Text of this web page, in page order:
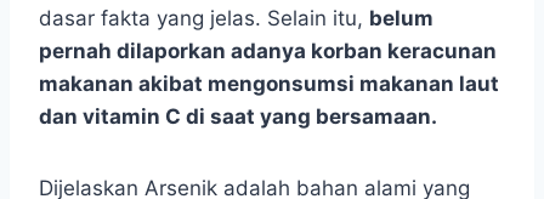
dasar fakta yang jelas. Selain itu, belum
pernah dilaporkan adanya korban keracunan
makanan akibat mengonsumsi makanan laut
dan vitamin C di saat yang bersamaan.
Dijelaskan Arsenik adalah bahan alami yang